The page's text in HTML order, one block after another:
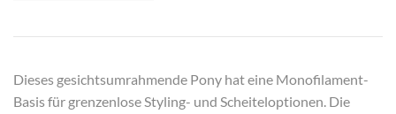
Dieses gesichtsumrahmende Pony hat eine Monofilament-
Basis für grenzenlose Styling- und Scheiteloptionen. Die